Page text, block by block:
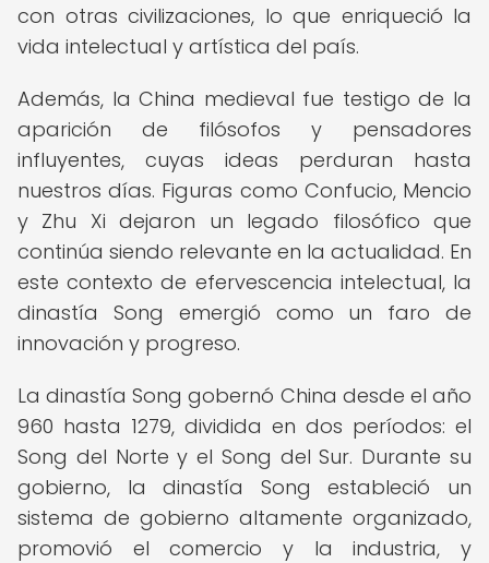
con otras civilizaciones, lo que enriqueció la
vida intelectual y artística del país.
Además, la China medieval fue testigo de la
aparición de filósofos y pensadores
influyentes, cuyas ideas perduran hasta
nuestros días. Figuras como Confucio, Mencio
y Zhu Xi dejaron un legado filosófico que
continúa siendo relevante en la actualidad. En
este contexto de efervescencia intelectual, la
dinastía Song emergió como un faro de
innovación y progreso.
La dinastía Song gobernó China desde el año
960 hasta 1279, dividida en dos períodos: el
Song del Norte y el Song del Sur. Durante su
gobierno, la dinastía Song estableció un
sistema de gobierno altamente organizado,
promovió el comercio y la industria, y